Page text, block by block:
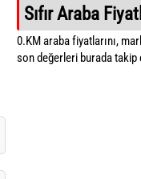
Sıfır Araba
0.KM araba fiyatlarını,
son değerleri burada takip